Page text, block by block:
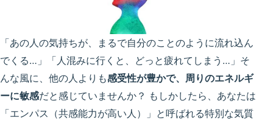
「あの人の気持ちが、まるで自分のことのように流れ込ん
でくる…」「人混みに行くと、どっと疲れてしまう…」そ
んな風に、他の人よりも感受性が豊かで、周りのエネルギ
ーに敏感だと感じていませんか？ もしかしたら、あなたは
「エンパス（共感能力が高い人）」と呼ばれる特別な気質